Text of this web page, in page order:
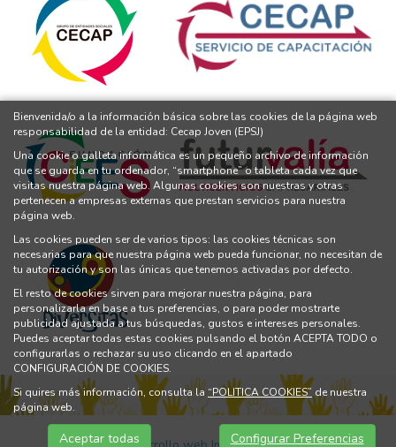
Bienvenida/o a la información básica sobre las cookies de la página web
responsabilidad de la entidad: Cecap Joven (EPSJ)
Una cookie o galleta informática es un pequeño archivo de información
que se guarda en tu ordenador, “smartphone” o tableta cada vez que
visitas nuestra página web. Algunas cookies son nuestras y otras
pertenecen a empresas externas que prestan servicios para nuestra
página web.
Las cookies pueden ser de varios tipos: las cookies técnicas son
necesarias para que nuestra página web pueda funcionar, no necesitan de
tu autorización y son las únicas que tenemos activadas por defecto.
El resto de cookies sirven para mejorar nuestra página, para
personalizarla en base a tus preferencias, o para poder mostrarte
publicidad ajustada a tus búsquedas, gustos e intereses personales.
Puedes aceptar todas estas cookies pulsando el botón ACEPTA TODO o
configurarlas o rechazar su uso clicando en el apartado
CONFIGURACIÓN DE COOKIES.
Si quires más información, consulta la“POLITICA COOKIES” de nuestra
página web.
Aceptar todas Configurar Preferencias